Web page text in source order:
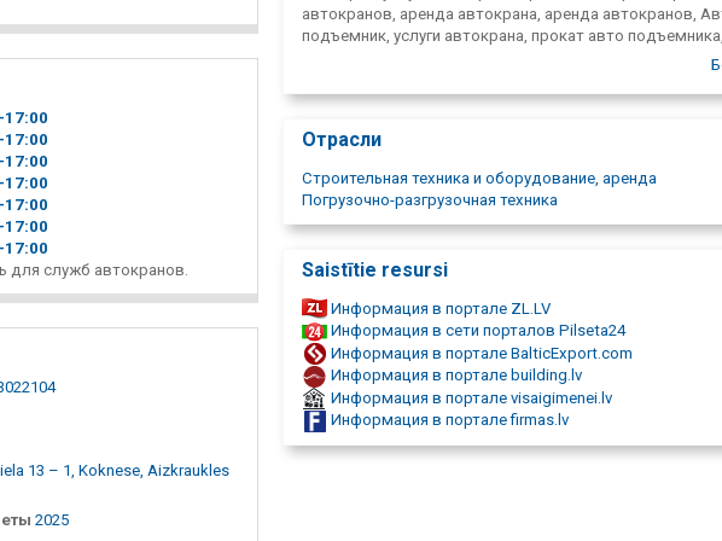
-17 00
-17 00
-17 00
-17 00
-17 00
-17 00
-17 00
для служб автокранов.
13 – 1, Koknese, Aizkraukles
2025
автокранов, аренда автокрана, аренда автокранов,
подъемник, услуги автокрана, прокат авто
авто подъёмников, аренда автокрана, аренда
подъемного крана, прокат подъемных кранов, аренда
техника, услуги подъемной техники, Услуги авто, печь,
FAUN 40т, MAZ 12, 5 т, 14м, Кран для монтажа, автокран
подъема, автокран для разгрузочных работ, автокран
строительства, подъёмный кран для строительных
Отрасли
Строительная техника и оборудование, аренда
Погрузочно-разгрузочная техника
Saistītie resursi
Информация в портале ZL.LV
Информация в сети порталов Pilseta24
Информация в портале BalticExport.com
Информация в портале building.lv
Информация в портале visaigimenei.lv
Информация в портале firmas.lv